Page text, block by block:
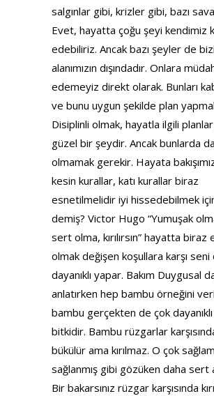
salgınlar gibi, krizler gibi, bazı
Evet, hayatta çoğu şeyi kendimiz
edebiliriz. Ancak bazı şeyler de
alanımızın dışındadır. Onlara
edemeyiz direkt olarak. Bunları
ve bunu uygun şekilde plan
Disiplinli olmak, hayatla ilgili
güzel bir şeydir. Ancak bunlarda
olmamak gerekir. Hayata
kesin kurallar, katı kurallar biraz
esnetilmelidir iyi hissedebilmek
demiş? Victor Hugo “Yumuşak
sert olma, kırılırsın” hayatta biraz
olmak değişen koşullara karşı seni
dayanıklı yapar. Bakım Duygusal
anlatırken hep bambu örneğini
bambu gerçekten de çok
bitkidir. Bambu rüzgarlar
bükülür ama kırılmaz. O çok sağlam
sağlanmış gibi gözüken daha sert
Bir bakarsınız rüzgar karşısında